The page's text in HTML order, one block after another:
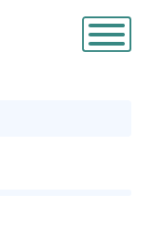
Přepnout
navigaci